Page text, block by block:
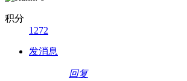
积分
1272
发消息
回复